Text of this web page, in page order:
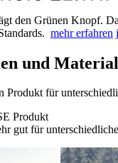
den Grünen Knopf.
mehr erfahren
und
für
Produkt
gut für